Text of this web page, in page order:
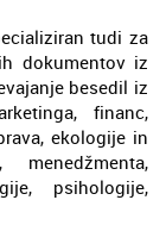
tudi za
dokumentov iz
besedil iz
financ,
ekologije in
psihologije,